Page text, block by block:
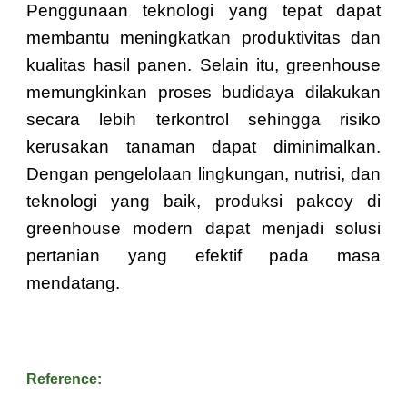
Penggunaan teknologi yang tepat dapat
membantu meningkatkan produktivitas dan
kualitas hasil panen. Selain itu, greenhouse
memungkinkan proses budidaya dilakukan
secara lebih terkontrol sehingga risiko
kerusakan tanaman dapat diminimalkan.
Dengan pengelolaan lingkungan, nutrisi, dan
teknologi yang baik, produksi pakcoy di
greenhouse modern dapat menjadi solusi
pertanian yang efektif pada masa
mendatang.
Reference: